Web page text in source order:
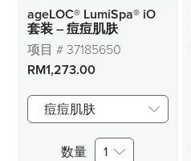
ageLOC® LumiSpa® iO
套装 – 痘痘肌肤
项目 # 37185650
RM1,273.00
痘痘肌肤
数量 1